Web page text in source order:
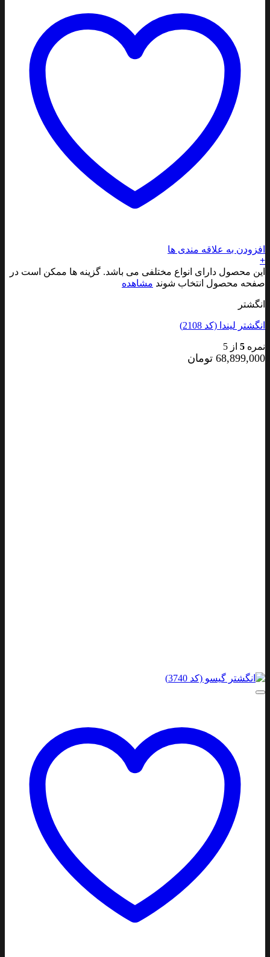
افزودن به علاقه مندی ها
+
این محصول دارای انواع مختلفی می باشد. گزینه ها ممکن است در
صفحه محصول انتخاب شوند مشاهده
انگشتر
انگشتر لیندا (کد 2108)
نمره 5 از 5
68,899,000 تومان